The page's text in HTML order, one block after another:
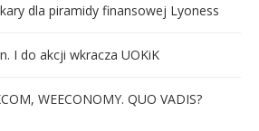
dla piramidy finansowej Lyoness
I do akcji wkracza UOKiK
WEECONOMY. QUO VADIS?